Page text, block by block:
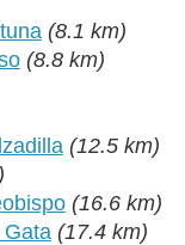
(8.1 km)
(8.8 km)
(12.5 km)
(16.6 km)
(17.4 km)